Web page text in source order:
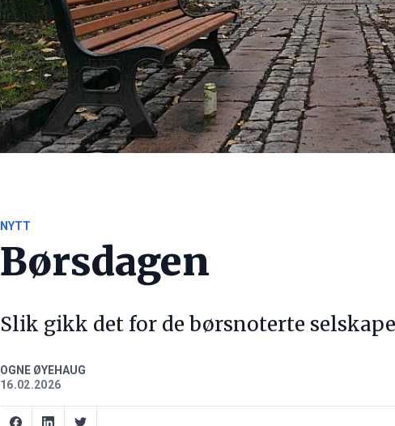
NYTT
Børsdagen
Slik gikk det for de børsnoterte
OGNE ØYEHAUG
16.02.2026